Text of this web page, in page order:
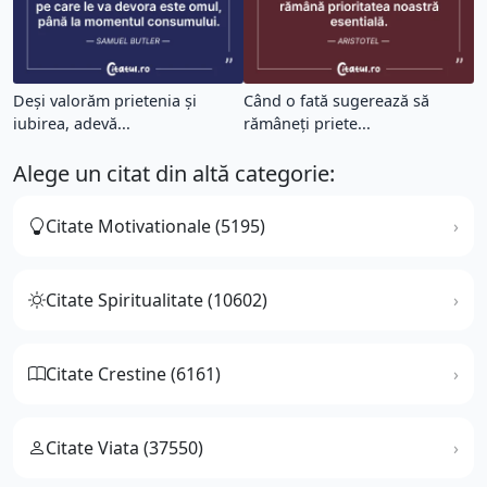
Deși valorăm prietenia și
iubirea, adevă...
Când o fată sugerează să
rămâneți priete...
Alege un citat din altă categorie:
Citate Motivationale (5195)
Citate Spiritualitate (10602)
Citate Crestine (6161)
Citate Viata (37550)